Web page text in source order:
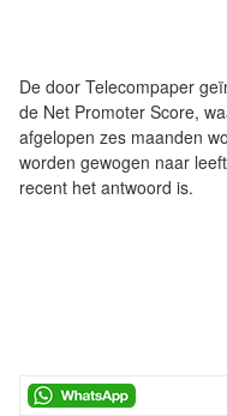
De door Telecompaper
de Net Promoter Score,
afgelopen zes maanden
worden gewogen naar
recent het antwoord is.